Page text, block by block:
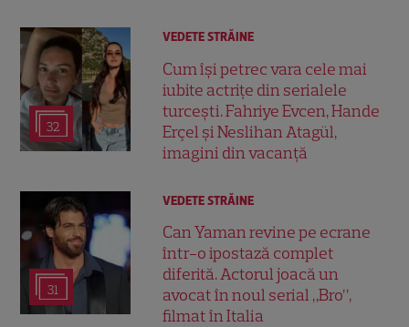
32
VEDETE STRĂINE
Cum își petrec vara cele mai
iubite actrițe din serialele
turcești. Fahriye Evcen, Hande
Erçel și Neslihan Atagül,
imagini din vacanță
31
VEDETE STRĂINE
Can Yaman revine pe ecrane
într-o ipostază complet
diferită. Actorul joacă un
avocat în noul serial „Bro”,
filmat în Italia